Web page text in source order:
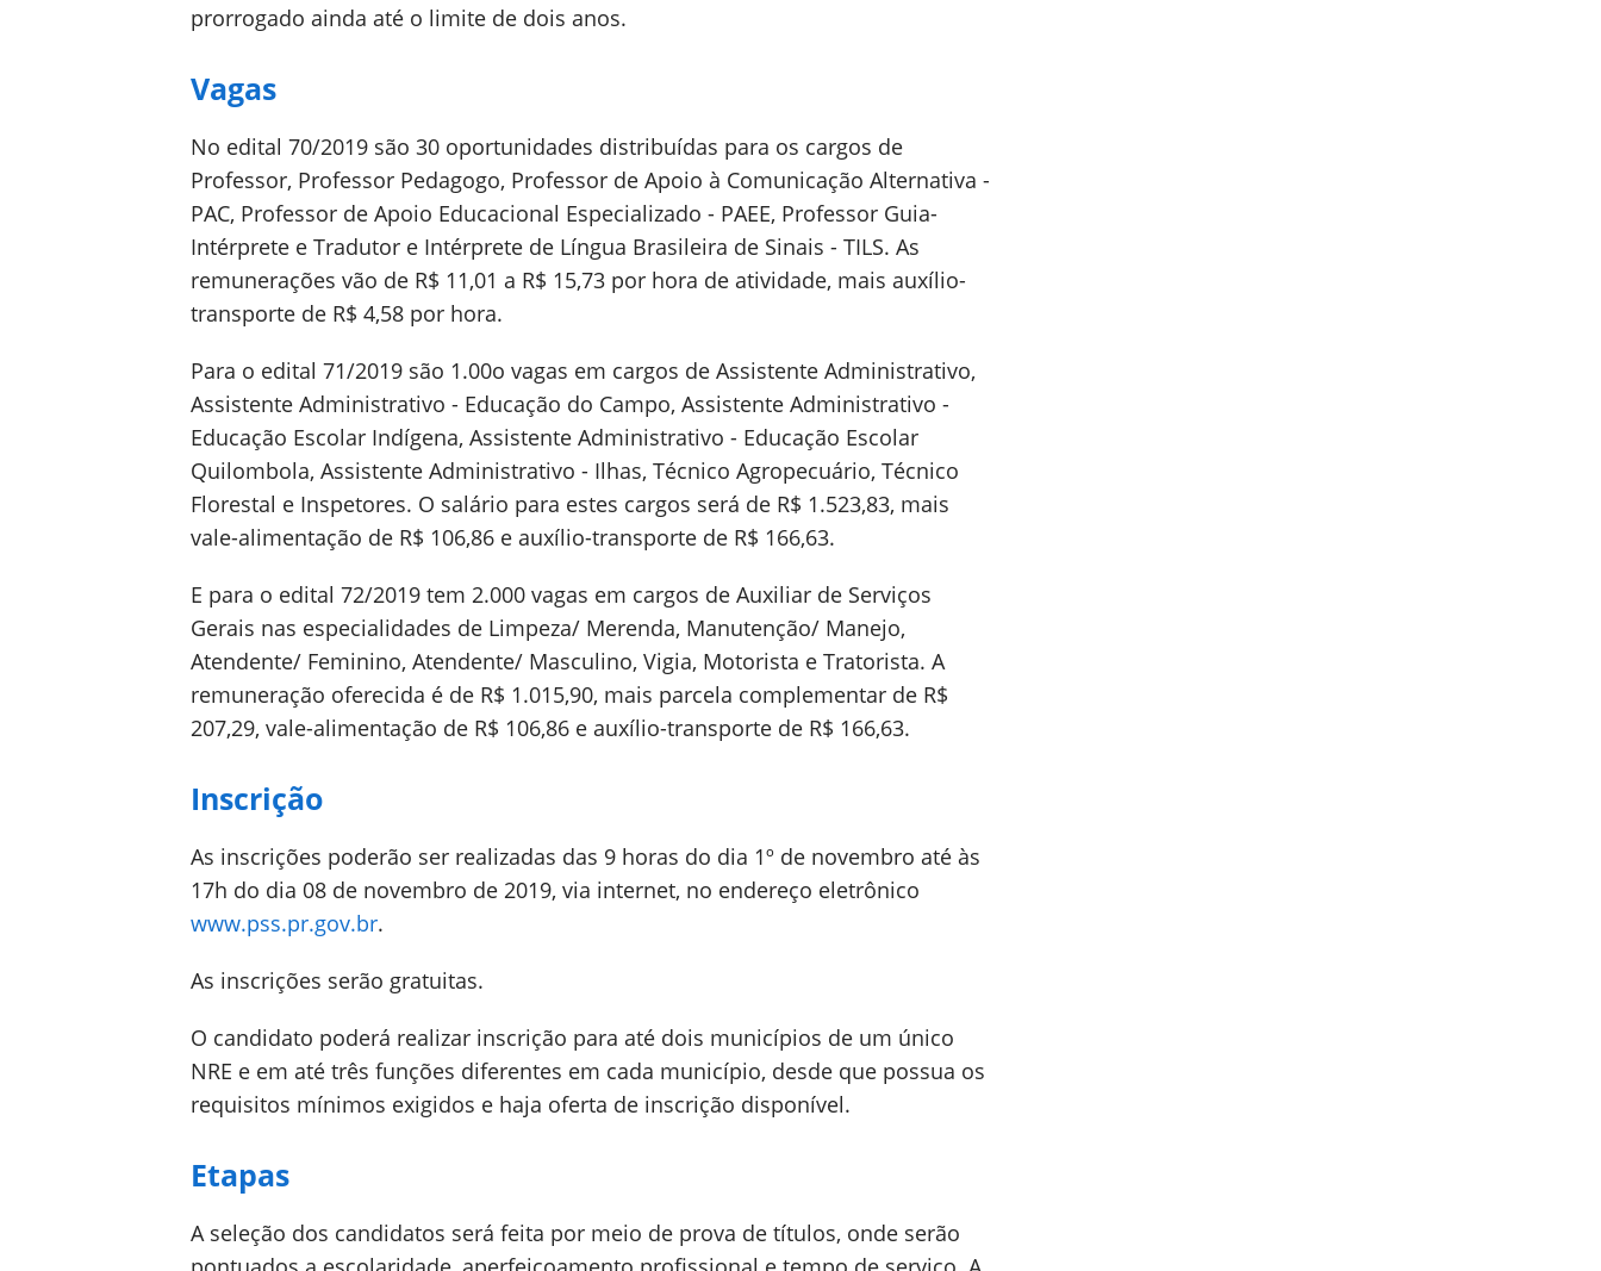
prorrogado ainda até o limite de dois anos.
Vagas
No edital 70/2019 são 30 oportunidades distribuídas para os cargos de
Professor, Professor Pedagogo, Professor de Apoio à Comunicação Alternativa -
PAC, Professor de Apoio Educacional Especializado - PAEE, Professor Guia-
Intérprete e Tradutor e Intérprete de Língua Brasileira de Sinais - TILS. As
remunerações vão de R$ 11,01 a R$ 15,73 por hora de atividade, mais auxílio-
transporte de R$ 4,58 por hora.
Para o edital 71/2019 são 1.00o vagas em cargos de Assistente Administrativo,
Assistente Administrativo - Educação do Campo, Assistente Administrativo -
Educação Escolar Indígena, Assistente Administrativo - Educação Escolar
Quilombola, Assistente Administrativo - Ilhas, Técnico Agropecuário, Técnico
Florestal e Inspetores. O salário para estes cargos será de R$ 1.523,83, mais
vale-alimentação de R$ 106,86 e auxílio-transporte de R$ 166,63.
E para o edital 72/2019 tem 2.000 vagas em cargos de Auxiliar de Serviços
Gerais nas especialidades de Limpeza/ Merenda, Manutenção/ Manejo,
Atendente/ Feminino, Atendente/ Masculino, Vigia, Motorista e Tratorista. A
remuneração oferecida é de R$ 1.015,90, mais parcela complementar de R$
207,29, vale-alimentação de R$ 106,86 e auxílio-transporte de R$ 166,63.
Inscrição
As inscrições poderão ser realizadas das 9 horas do dia 1º de novembro até às
17h do dia 08 de novembro de 2019, via internet, no endereço eletrônico
www.pss.pr.gov.br.
As inscrições serão gratuitas.
O candidato poderá realizar inscrição para até dois municípios de um único
NRE e em até três funções diferentes em cada município, desde que possua os
requisitos mínimos exigidos e haja oferta de inscrição disponível.
Etapas
A seleção dos candidatos será feita por meio de prova de títulos, onde serão